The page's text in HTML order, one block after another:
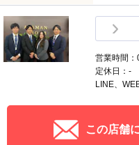
営業時間
定休日：-
LINE、
この店舗